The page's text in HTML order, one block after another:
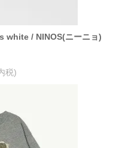
white / NINOS(ニーニョ)
税)